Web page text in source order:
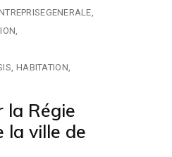
HABITATION
la Régie
la ville de